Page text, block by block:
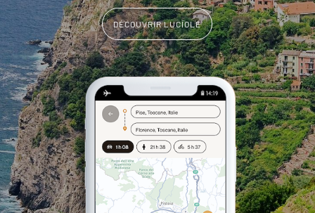
DÉCOUVRIR LUCIOLE